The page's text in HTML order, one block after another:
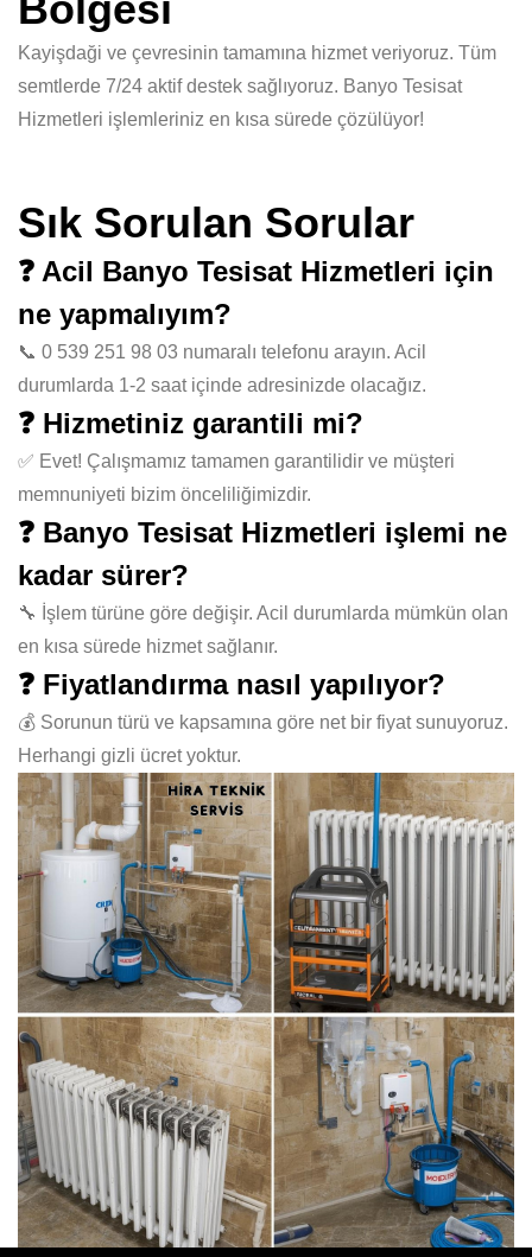
Kayişdaği ve çevresinin tamamına hizmet veriyoruz. Tüm
semtlerde 7/24 aktif destek sağlıyoruz. Banyo Tesisat
Hizmetleri işlemleriniz en kısa sürede çözülüyor!
Sık Sorulan Sorular
❓ Acil Banyo Tesisat Hizmetleri için
ne yapmalıyım?
📞 0 539 251 98 03 numaralı telefonu arayın. Acil
durumlarda 1-2 saat içinde adresinizde olacağız.
❓ Hizmetiniz garantili mi?
✅ Evet! Çalışmamız tamamen garantilidir ve müşteri
memnuniyeti bizim önceliliğimizdir.
❓ Banyo Tesisat Hizmetleri işlemi ne
kadar sürer?
🔧 İşlem türüne göre değişir. Acil durumlarda mümkün olan
en kısa sürede hizmet sağlanır.
❓ Fiyatlandırma nasıl yapılıyor?
💰 Sorunun türü ve kapsamına göre net bir fiyat sunuyoruz.
Herhangi gizli ücret yoktur.